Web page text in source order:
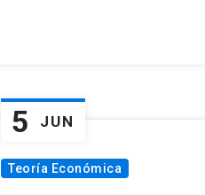
5 JUN
Teoría Económica